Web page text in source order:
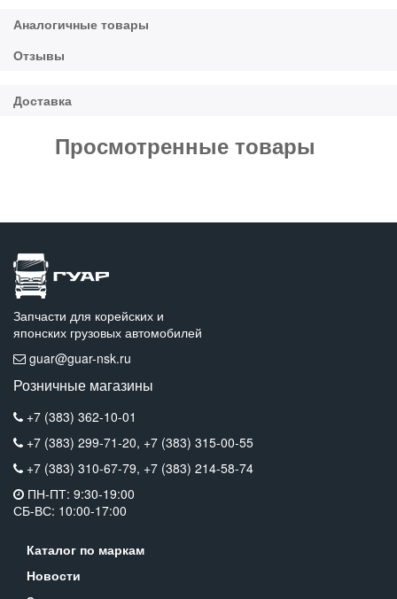
Просмотренные товары
Запчасти для корейских и
японских грузовых автомобилей
guar@guar-nsk.ru
Розничные магазины
+7 (383) 362-10-01
+7 (383) 299-71-20, +7 (383) 315-00-55
+7 (383) 310-67-79, +7 (383) 214-58-74
ПН-ПТ: 9:30-19:00
СБ-ВС: 10:00-17:00
Каталог по маркам
Новости